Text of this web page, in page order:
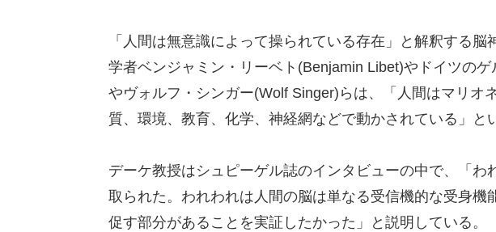
「人間は無意識によって操られている存在」と解釈する
学者ベンジャミン・リーベト(Benjamin Libet)やドイツの
やヴォルフ・シンガー(Wolf Singer)らは、「人間はマリオ
質、環境、教育、化学、神経網などで動かされている」と
デーケ教授はシュピーゲル誌のインタビューの中で、「わ
取られた。われわれは人間の脳は単なる受信機的な受身機
促す部分があることを実証したかった」と説明している。